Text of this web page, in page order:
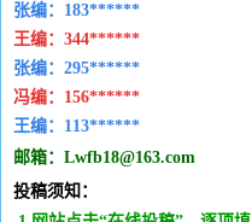
张编：183******
王编： 344******
张编：295******
冯编： 156******
王编： 113******
邮箱： Lwfb18@163.com
投稿须知：